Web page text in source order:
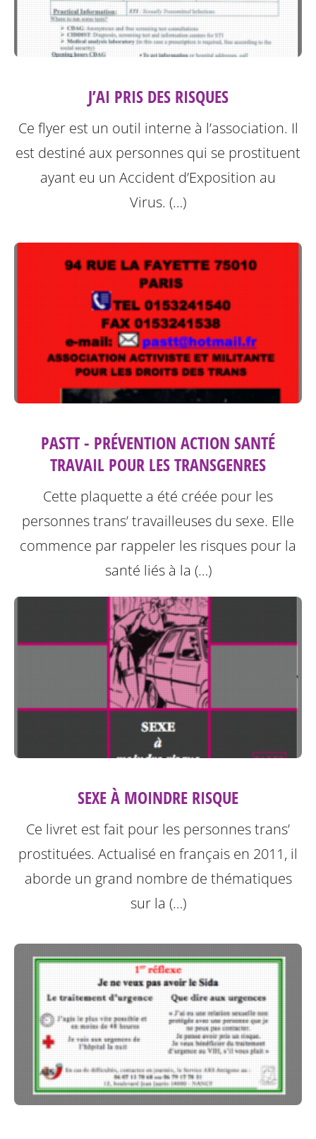
J’AI PRIS DES RISQUES
Ce flyer est un outil interne à l’association. Il
est destiné aux personnes qui se prostituent
ayant eu un Accident d’Exposition au
Virus. (…)
PASTT - PRÉVENTION ACTION SANTÉ
TRAVAIL POUR LES TRANSGENRES
Cette plaquette a été créée pour les
personnes trans’ travailleuses du sexe. Elle
commence par rappeler les risques pour la
santé liés à la (…)
SEXE À MOINDRE RISQUE
Ce livret est fait pour les personnes trans’
prostituées. Actualisé en français en 2011, il
aborde un grand nombre de thématiques
sur la (…)